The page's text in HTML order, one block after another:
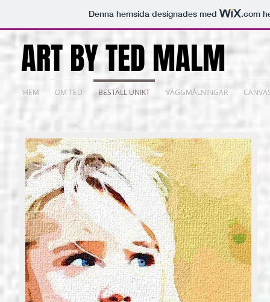
Denna hemsida designades med .com
ART BY TED MALM
HEM OM TED BESTÄLL UNIKT VÄGGMÅLNINGAR